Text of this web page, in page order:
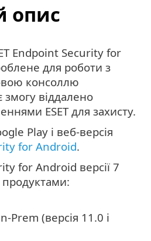
опис
Endpoint Security for
для роботи з
консоллю
змогу віддалено
ESET для захисту.
Play і веб-версія
for Android.
for Android версії 7
продуктами:
Prem (версія 11.0 і